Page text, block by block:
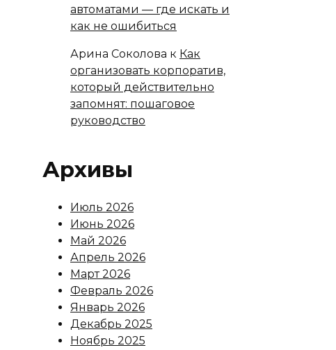
автоматами — где искать и
как не ошибиться
Арина Соколова к Как
организовать корпоратив,
который действительно
запомнят: пошаговое
руководство
Архивы
Июль 2026
Июнь 2026
Май 2026
Апрель 2026
Март 2026
Февраль 2026
Январь 2026
Декабрь 2025
Ноябрь 2025